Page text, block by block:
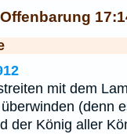
Offenbarung
mit dem
(denn
der König aller